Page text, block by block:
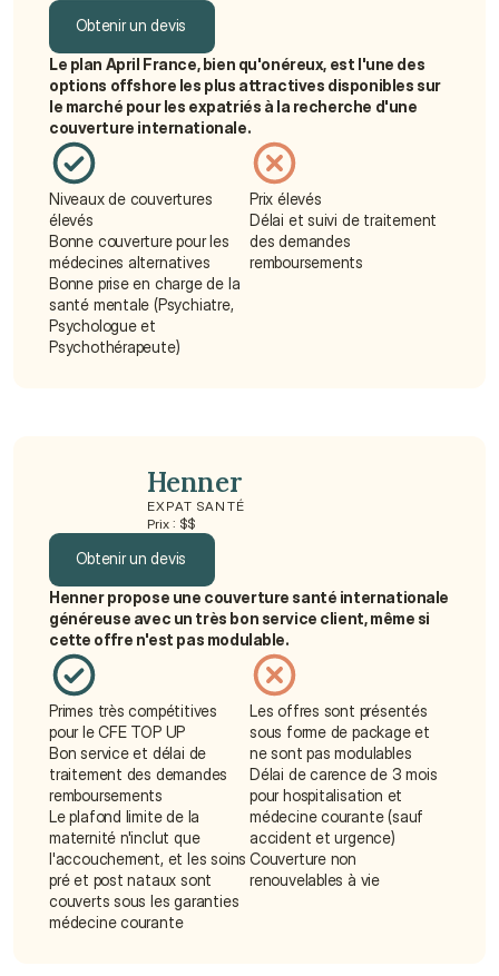
Obtenir un devis
Obtenir un devis
Le plan April France, bien qu'onéreux, est l'une des
options offshore les plus attractives disponibles sur
le marché pour les expatriés à la recherche d'une
couverture internationale.
Niveaux de couvertures
élevés
Bonne couverture pour les
médecines alternatives
Bonne prise en charge de la
santé mentale (Psychiatre,
Psychologue et
Psychothérapeute)
Prix élevés
Délai et suivi de traitement
des demandes
remboursements
Henner
EXPAT SANTÉ
Prix : $$
Obtenir un devis
Obtenir un devis
Henner propose une couverture santé internationale
généreuse avec un très bon service client, même si
cette offre n'est pas modulable.
Primes très compétitives
pour le CFE TOP UP
Bon service et délai de
traitement des demandes
remboursements
Le plafond limite de la
maternité n'inclut que
l'accouchement, et les soins
pré et post nataux sont
couverts sous les garanties
médecine courante
Les offres sont présentés
sous forme de package et
ne sont pas modulables
Délai de carence de 3 mois
pour hospitalisation et
médecine courante (sauf
accident et urgence)
Couverture non
renouvelables à vie